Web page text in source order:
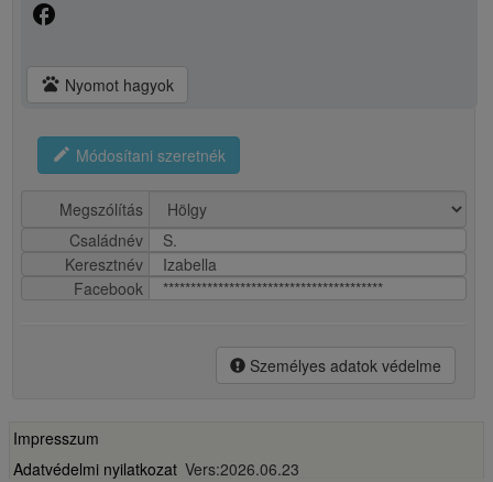
facebook
pets Nyomot hagyok
edit Módosítani szeretnék
Megszólítás
Családnév
S.
Keresztnév
Izabella
Facebook
****************************************
Személyes adatok védelme
Impresszum
Adatvédelmi nyilatkozat Vers:2026.06.23